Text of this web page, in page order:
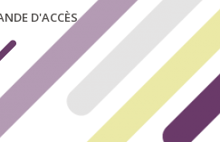
D'ACCÈS